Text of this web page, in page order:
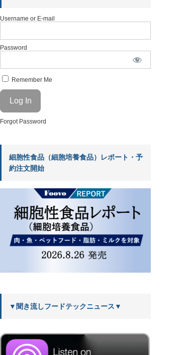
Username or E-mail
Password
Remember Me
Forgot Password
細胞性食品（細胞培養食品）レポート・予
約注文開始
▼聞き流しフードテックニュース▼